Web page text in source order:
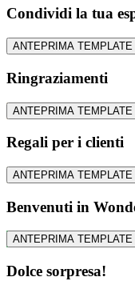
Condividi la tua
ANTEPRIMA TEMPLATE
Ringraziamenti
ANTEPRIMA TEMPLATE
Regali per i clienti
ANTEPRIMA TEMPLATE
Benvenuti in
ANTEPRIMA TEMPLATE
Dolce sorpresa!